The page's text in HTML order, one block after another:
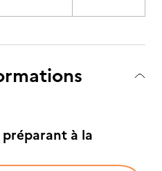
préparant à la